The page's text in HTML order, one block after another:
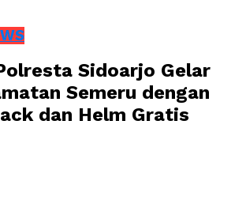
Sidoarjo Gelar
Semeru dengan
dan Helm Gratis